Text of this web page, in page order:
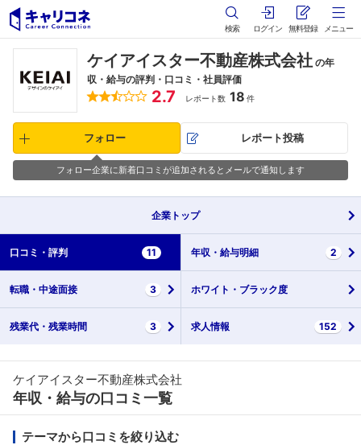
検索 ログイン 無料登録 メニュー
ケイアイスター不動産株式会社 の年
収・給与の評判・口コミ・社員評価
2.7 レポート数 18 件
フォロー レポート投稿
フォロー企業に新着口コミが追加されるとメールで通知します
企業 トップ
口コミ・ 評判 11 年収・ 給与明細 2
転職・ 中途面接 3 ホワイト・ ブラック度
残業代・ 残業時間 3 求人情報 152
ケイアイスター不動産株式会社
年収・給与の口コミ一覧
テーマから口コミを絞り込む